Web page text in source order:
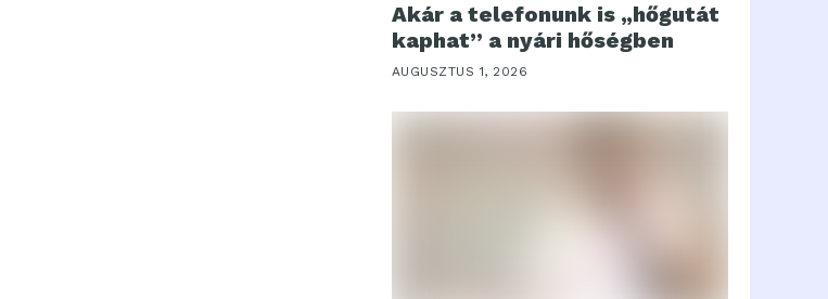
Akár a telefonunk is „hőgutát
kaphat” a nyári hőségben
AUGUSZTUS 1, 2026